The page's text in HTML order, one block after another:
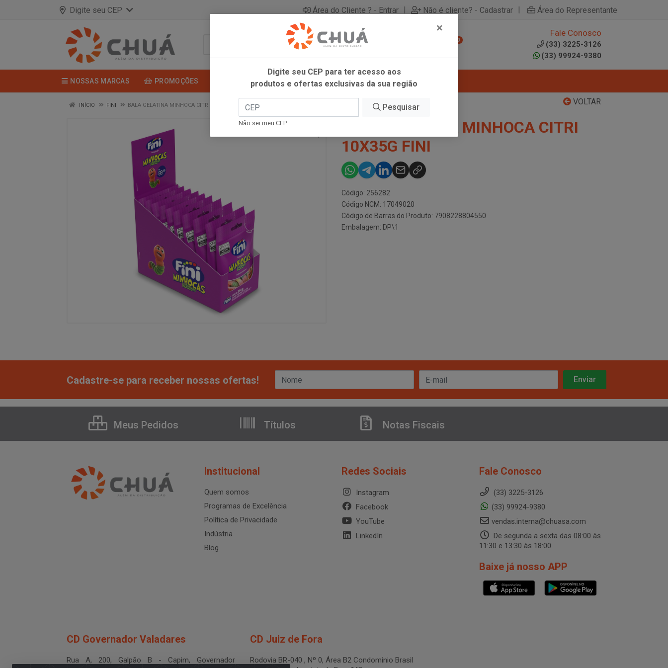
Digite seu CEP Área do Cliente ? - Entrar | Não é cliente? - Cadastrar | Área do Representante
0
Fale Conosco
(33) 3225-3126
(33) 99924-9380
NOSSAS MARCAS PROMOÇÕES
VOLTAR
INÍCIO FINI BALA GELATINA MINHOCA CITRI 10X35G FINI
BALA GELATINA MINHOCA CITRI
10X35G FINI
Código: 256282
Código NCM: 17049020
Código de Barras do Produto: 7908228804550
Embalagem: DP\1
Cadastre-se para receber nossas ofertas!
Meus Pedidos Títulos Notas Fiscais
Institucional
Quem somos
Programas de Excelência
Política de Privacidade
Indústria
Blog
Redes Sociais
Instagram
Facebook
YouTube
LinkedIn
Fale Conosco
(33) 3225-3126
(33) 99924-9380
vendas.interna@chuasa.com
De segunda a sexta das 08:00 às
11:30 e 13:30 às 18:00
Baixe já nosso APP
CD Governador Valadares
Rua A, 200, Galpão B - Capim, Governador
CD Juiz de Fora
Rodovia BR-040 , Nº 0, Área B2 Condominio Brasil
×
Digite seu CEP para ter acesso aos
produtos e ofertas exclusivas da sua região
Pesquisar
Não sei meu CEP